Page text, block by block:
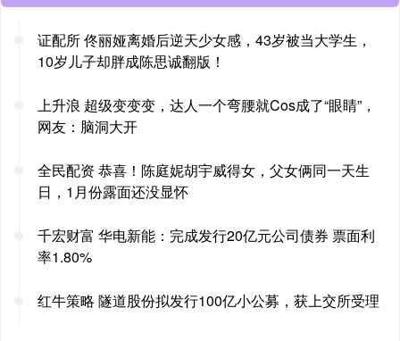
证配所 佟丽娅离婚后逆天少女感，43岁被当大学生，
10岁儿子却胖成陈思诚翻版！
上升浪 超级变变变，达人一个弯腰就Cos成了“眼睛”，
网友：脑洞大开
全民配资 恭喜！陈庭妮胡宇威得女，父女俩同一天生
日，1月份露面还没显怀
千宏财富 华电新能：完成发行20亿元公司债券 票面利
率1.80%
红牛策略 隧道股份拟发行100亿小公募，获上交所受理